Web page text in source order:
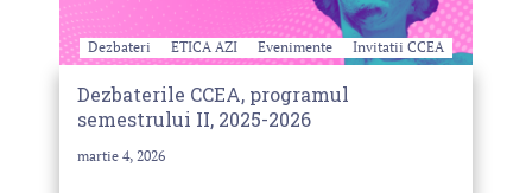
Dezbateri ETICA AZI Evenimente Invitatii CCEA
Dezbaterile CCEA, programul
semestrului II, 2025-2026
martie 4, 2026